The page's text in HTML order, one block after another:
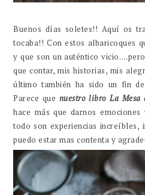
Buenos días soletes!! Aquí os
tocaba!! Con estos albaricoques
y que son un auténtico
que contar, mis historias, mis
último también ha sido un fin
Parece que nuestro libro La Mesa
hace más que darnos
todo son experiencias increíbles,
puedo estar mas contenta y